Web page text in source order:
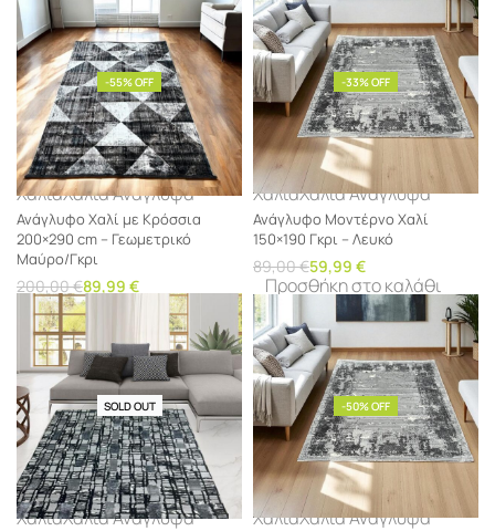
-55% OFF
ΧαλιάΧαλιά Ανάγλυφα
Ανάγλυφο Χαλί με Κρόσσια
200×290 cm – Γεωμετρικό
Μαύρο/Γκρι
200,00€89,99 €
Προσθήκη στο καλάθι
-33% OFF
ΧαλιάΧαλιά Ανάγλυφα
Ανάγλυφο Μοντέρνο Χαλί
150×190 Γκρι – Λευκό
89,00€59,99 €
Προσθήκη στο καλάθι
SOLD OUT
ΧαλιάΧαλιά Ανάγλυφα
-50% OFF
ΧαλιάΧαλιά Ανάγλυφα